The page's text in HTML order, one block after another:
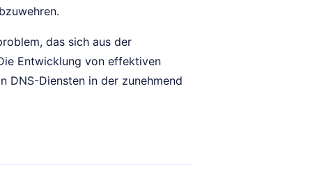
das sich aus der
Entwicklung von effektiven
DNS-Diensten in der zunehmend